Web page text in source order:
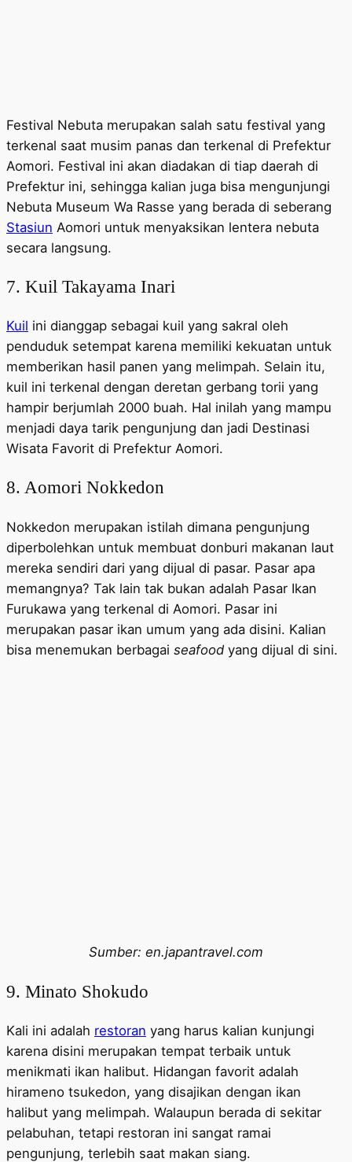
Festival Nebuta merupakan salah satu festival yang
terkenal saat musim panas dan terkenal di Prefektur
Aomori. Festival ini akan diadakan di tiap daerah di
Prefektur ini, sehingga kalian juga bisa mengunjungi
Nebuta Museum Wa Rasse yang berada di seberang
Stasiun Aomori untuk menyaksikan lentera nebuta
secara langsung.
7. Kuil Takayama Inari
Kuil ini dianggap sebagai kuil yang sakral oleh
penduduk setempat karena memiliki kekuatan untuk
memberikan hasil panen yang melimpah. Selain itu,
kuil ini terkenal dengan deretan gerbang torii yang
hampir berjumlah 2000 buah. Hal inilah yang mampu
menjadi daya tarik pengunjung dan jadi Destinasi
Wisata Favorit di Prefektur Aomori.
8. Aomori Nokkedon
Nokkedon merupakan istilah dimana pengunjung
diperbolehkan untuk membuat donburi makanan laut
mereka sendiri dari yang dijual di pasar. Pasar apa
memangnya? Tak lain tak bukan adalah Pasar Ikan
Furukawa yang terkenal di Aomori. Pasar ini
merupakan pasar ikan umum yang ada disini. Kalian
bisa menemukan berbagai seafood yang dijual di sini.
Sumber: en.japantravel.com
9. Minato Shokudo
Kali ini adalah restoran yang harus kalian kunjungi
karena disini merupakan tempat terbaik untuk
menikmati ikan halibut. Hidangan favorit adalah
hirameno tsukedon, yang disajikan dengan ikan
halibut yang melimpah. Walaupun berada di sekitar
pelabuhan, tetapi restoran ini sangat ramai
pengunjung, terlebih saat makan siang.